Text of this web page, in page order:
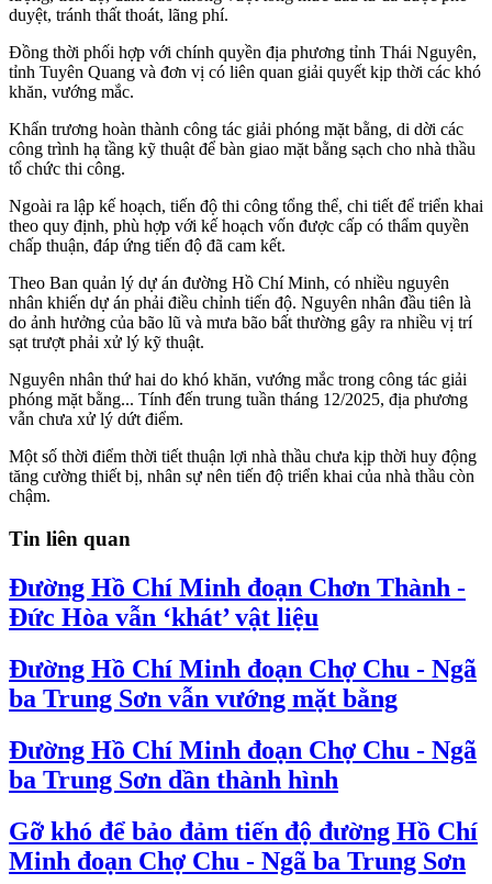
duyệt, tránh thất thoát, lãng phí.
Đồng thời phối hợp với chính quyền địa phương tỉnh Thái Nguyên,
tỉnh Tuyên Quang và đơn vị có liên quan giải quyết kịp thời các khó
khăn, vướng mắc.
Khẩn trương hoàn thành công tác giải phóng mặt bằng, di dời các
công trình hạ tầng kỹ thuật để bàn giao mặt bằng sạch cho nhà thầu
tổ chức thi công.
Ngoài ra lập kế hoạch, tiến độ thi công tổng thể, chi tiết để triển khai
theo quy định, phù hợp với kế hoạch vốn được cấp có thẩm quyền
chấp thuận, đáp ứng tiến độ đã cam kết.
Theo Ban quản lý dự án đường Hồ Chí Minh, có nhiều nguyên
nhân khiến dự án phải điều chỉnh tiến độ. Nguyên nhân đầu tiên là
do ảnh hưởng của bão lũ và mưa bão bất thường gây ra nhiều vị trí
sạt trượt phải xử lý kỹ thuật.
Nguyên nhân thứ hai do khó khăn, vướng mắc trong công tác giải
phóng mặt bằng... Tính đến trung tuần tháng 12/2025, địa phương
vẫn chưa xử lý dứt điểm.
Một số thời điểm thời tiết thuận lợi nhà thầu chưa kịp thời huy động
tăng cường thiết bị, nhân sự nên tiến độ triển khai của nhà thầu còn
chậm.
Tin liên quan
Đường Hồ Chí Minh đoạn Chơn Thành -
Đức Hòa vẫn ‘khát’ vật liệu
Đường Hồ Chí Minh đoạn Chợ Chu - Ngã
ba Trung Sơn vẫn vướng mặt bằng
Đường Hồ Chí Minh đoạn Chợ Chu - Ngã
ba Trung Sơn dần thành hình
Gỡ khó để bảo đảm tiến độ đường Hồ Chí
Minh đoạn Chợ Chu - Ngã ba Trung Sơn